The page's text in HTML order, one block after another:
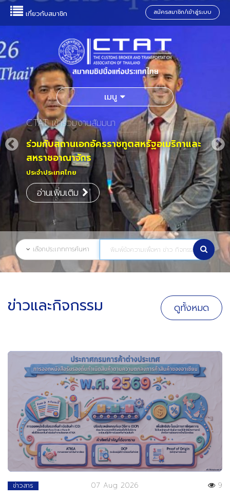
CTAT เข้าร่วมงานสัมมนา
ร่วมกับสถานเอกอัครราชทูตสหรัฐอเมริกาและ
สหราชอาณาจักร
ประจำประเทศไทย
อ่านเพิ่มเติม
เกี่ยวกับสมาชิก สมัครสมาชิก/เข้าสู่ระบบ
เมนู
เลือกประเภทการค้นหา
ข่าวและกิจกรรม ดูทั้งหมด
ข่าวสาร 07 Aug 2026 9